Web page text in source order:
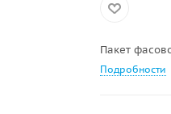
Пакет
Подробности